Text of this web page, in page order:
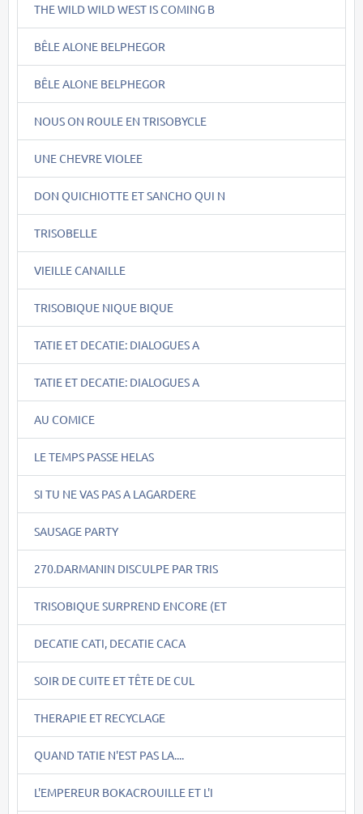
THE WILD WILD WEST IS COMING B
BÊLE ALONE BELPHEGOR
BÊLE ALONE BELPHEGOR
NOUS ON ROULE EN TRISOBYCLE
UNE CHEVRE VIOLEE
DON QUICHIOTTE ET SANCHO QUI N
TRISOBELLE
VIEILLE CANAILLE
TRISOBIQUE NIQUE BIQUE
TATIE ET DECATIE: DIALOGUES A
TATIE ET DECATIE: DIALOGUES A
AU COMICE
LE TEMPS PASSE HELAS
SI TU NE VAS PAS A LAGARDERE
SAUSAGE PARTY
270.DARMANIN DISCULPE PAR TRIS
TRISOBIQUE SURPREND ENCORE (ET
DECATIE CATI, DECATIE CACA
SOIR DE CUITE ET TÊTE DE CUL
THERAPIE ET RECYCLAGE
QUAND TATIE N'EST PAS LA....
L'EMPEREUR BOKACROUILLE ET L'I